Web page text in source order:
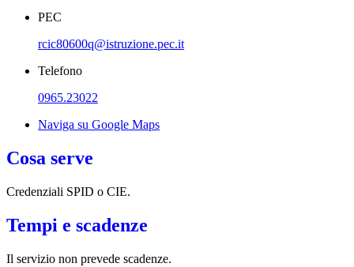
PEC
rcic80600q@istruzione.pec.it
Telefono
0965.23022
Naviga su Google Maps
Cosa serve
Credenziali SPID o CIE.
Tempi e scadenze
Il servizio non prevede scadenze.